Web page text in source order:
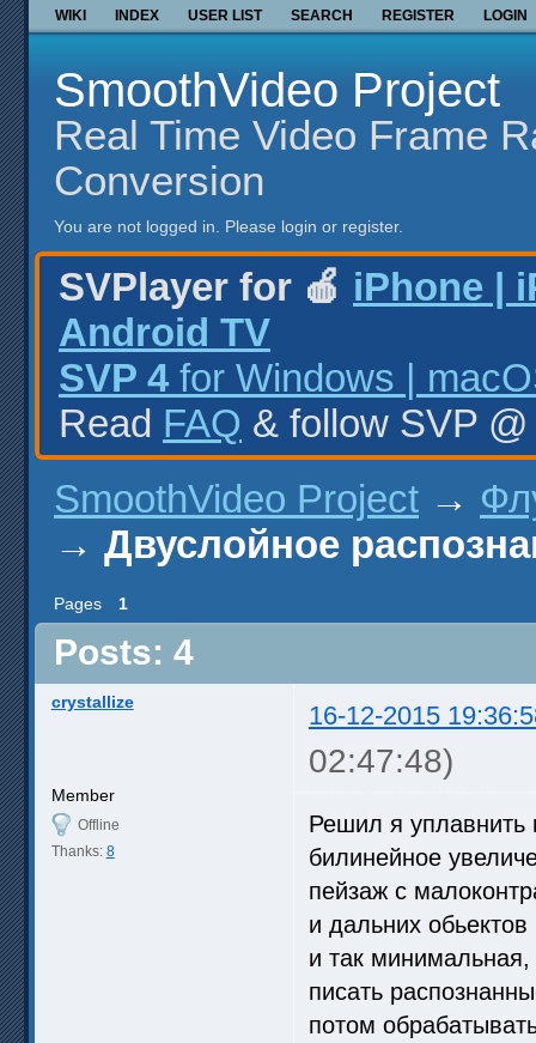
WIKI INDEX USER LIST SEARCH REGISTER LOGIN
SmoothVideo Project
Real Time Video Frame
Conversion
You are not logged in. Please login or register.
SVPlayer for 🍎 iPhone |
Android TV
SVP 4 for Windows |
Read FAQ & follow SVP
SmoothVideo Project →
→ Двуслойное
Pages 1
Posts: 4
crystallize 16-12-2015
02:47:48)
Member
Offline
Thanks: 8
Решил я уплавнить
билинейное
пейзаж с
и дальних
и так
писать
потом